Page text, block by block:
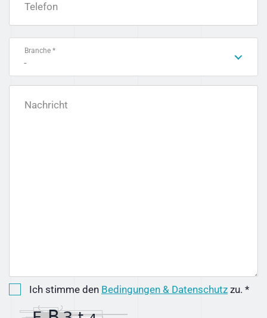
Telefon
Branche *
-
Nachricht
Ich stimme den Bedingungen & Datenschutz zu. *